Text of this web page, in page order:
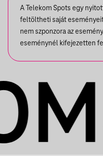
A Telekom Spots egy
feltöltheti saját
nem szponzora az
eseménynél kifejezetten